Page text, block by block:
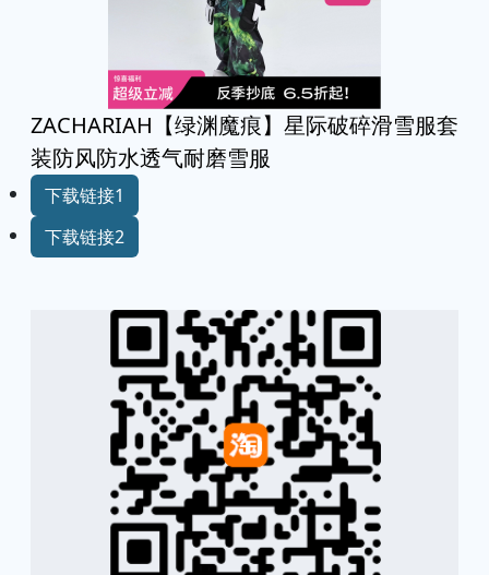
ZACHARIAH【绿渊魔痕】星际破碎滑雪服套
装防风防水透气耐磨雪服
下载链接1
下载链接2